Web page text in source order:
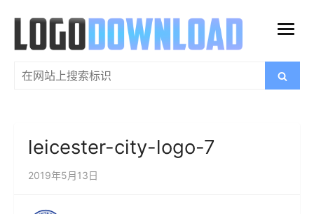
内
打
菜
搜
搜
索
leicester-city-logo-7
2019年5月13日